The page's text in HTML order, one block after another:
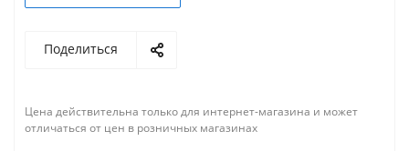
Поделиться
Цена действительна только для интернет-магазина и может
отличаться от цен в розничных магазинах